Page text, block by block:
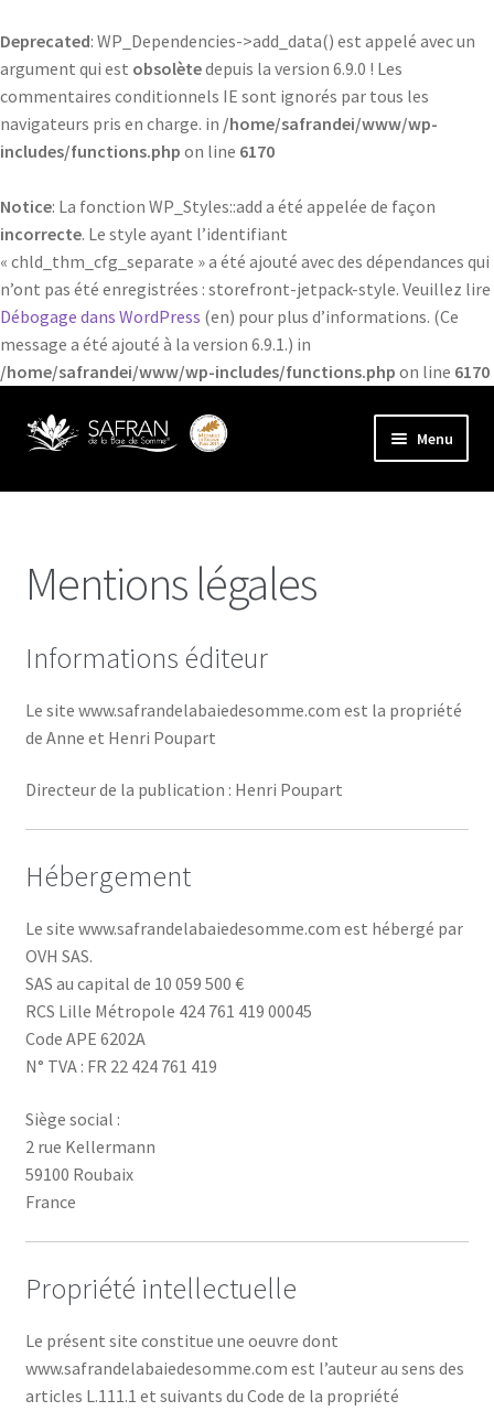
Deprecated: WP_Dependencies->add_data() est appelé avec un
argument qui est obsolètedepuis la version 6.9.0 ! Les
commentaires conditionnels IE sont ignorés par tous les
navigateurs pris en charge. in /home/safrandei/www/wp-
includes/functions.php on line 6170
Notice: La fonction WP_Styles::add a été appelée de façon
incorrecte. Le style ayant l’identifiant
« chld_thm_cfg_separate » a été ajouté avec des dépendances qui
n’ont pas été enregistrées : storefront-jetpack-style. Veuillez lire
Débogage dans WordPress (en) pour plus d’informations. (Ce
message a été ajouté à la version 6.9.1.) in
/home/safrandei/www/wp-includes/functions.php on line 6170
Aller
à
Aller
au
Menu
Le Safran de la Baie de Somme
Trouver notre safran
Visite de la safraneraie
Mentions légales
Informations éditeur
Le site www.safrandelabaiedesomme.com est la propriété
de Anne et Henri Poupart
Directeur de la publication : Henri Poupart
Hébergement
Le site www.safrandelabaiedesomme.com est hébergé par
OVH SAS.
SAS au capital de 10 059 500 €
RCS Lille Métropole 424 761 419 00045
Code APE 6202A
N° TVA : FR 22 424 761 419
Siège social :
2 rue Kellermann
59100 Roubaix
France
Propriété intellectuelle
Le présent site constitue une oeuvre dont
www.safrandelabaiedesomme.com est l’auteur au sens des
articles L.111.1 et suivants du Code de la propriété